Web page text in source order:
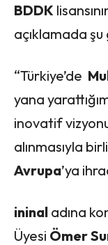
BDDK
açıklamada
“Türkiye’de
yana
inovatif
alınmasıyla
Avrupa’ya
ininal adına
Üyesi Ömer